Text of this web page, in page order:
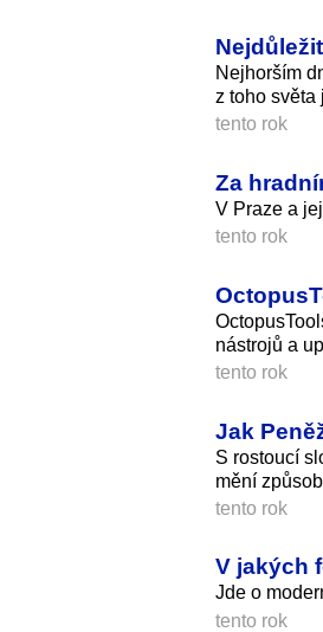
Nejhorším
z toho světa
tento rok
Za
V Praze a
tento rok
nástrojů a
tento rok
Jak
S rostoucí
mění
tento rok
V jakých
Jde o
tento rok